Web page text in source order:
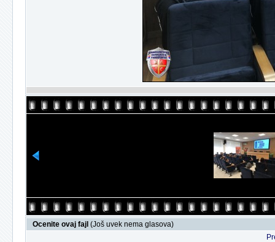
Ocenite ovaj fajl (Još uvek nema glasova)